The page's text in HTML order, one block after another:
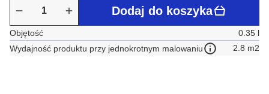
Dodaj do koszyka
Objętość
0.35 l
Wydajność produktu przy jednokrotnym malowaniu
2.8 m2